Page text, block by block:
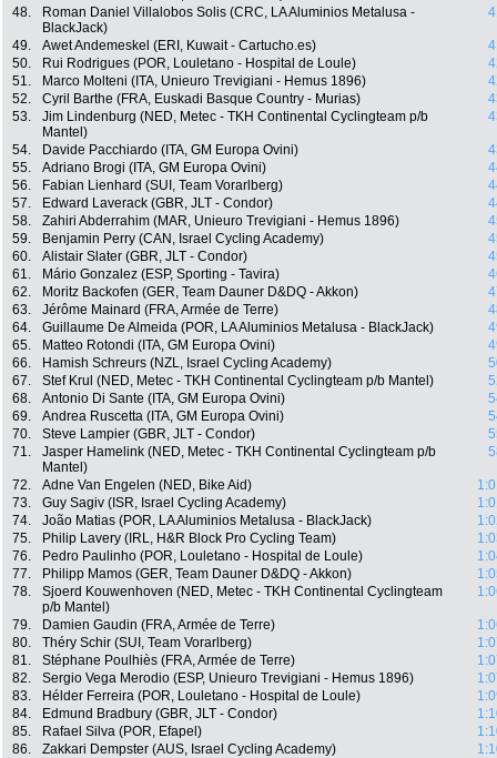
48.
Roman Daniel Villalobos Solis (CRC, LA Aluminios Metalusa -
BlackJack)
49. Awet Andemeskel (ERI, Kuwait - Cartucho.es)
50.
Rui Rodrigues (POR, Louletano - Hospital de Loule)
51.
Marco Molteni (ITA, Unieuro Trevigiani - Hemus 1896)
52.
Cyril Barthe (FRA, Euskadi Basque Country - Murias)
53.
Jim Lindenburg (NED, Metec - TKH Continental Cyclingteam p/b
Mantel)
54. Davide Pacchiardo (ITA, GM Europa Ovini)
55.
Adriano Brogi (ITA, GM Europa Ovini)
56.
Fabian Lienhard (SUI, Team Vorarlberg)
57.
Edward Laverack (GBR, JLT - Condor)
58.
Zahiri Abderrahim (MAR, Unieuro Trevigiani - Hemus 1896)
59.
Benjamin Perry (CAN, Israel Cycling Academy)
60.
Alistair Slater (GBR, JLT - Condor)
61.
Mário Gonzalez (ESP, Sporting - Tavira)
62.
Moritz Backofen (GER, Team Dauner D&DQ - Akkon)
63.
Jérôme Mainard (FRA, Armée de Terre)
64.
Guillaume De Almeida (POR, LA Aluminios Metalusa - BlackJack)
65.
Matteo Rotondi (ITA, GM Europa Ovini)
66.
Hamish Schreurs (NZL, Israel Cycling Academy)
67.
Stef Krul (NED, Metec - TKH Continental Cyclingteam p/b Mantel)
68.
Antonio Di Sante (ITA, GM Europa Ovini)
69.
Andrea Ruscetta (ITA, GM Europa Ovini)
70.
Steve Lampier (GBR, JLT - Condor)
71.
Jasper Hamelink (NED, Metec - TKH Continental Cyclingteam p/b
Mantel)
72. Adne Van Engelen (NED, Bike Aid)
73.
Guy Sagiv (ISR, Israel Cycling Academy)
74.
João Matias (POR, LA Aluminios Metalusa - BlackJack)
75.
Philip Lavery (IRL, H&R Block Pro Cycling Team)
76.
Pedro Paulinho (POR, Louletano - Hospital de Loule)
77.
Philipp Mamos (GER, Team Dauner D&DQ - Akkon)
78.
Sjoerd Kouwenhoven (NED, Metec - TKH Continental Cyclingteam
p/b Mantel)
79. Damien Gaudin (FRA, Armée de Terre)
80.
Théry Schir (SUI, Team Vorarlberg)
81.
Stéphane Poulhiès (FRA, Armée de Terre)
82.
Sergio Vega Merodio (ESP, Unieuro Trevigiani - Hemus 1896)
83.
Hélder Ferreira (POR, Louletano - Hospital de Loule)
84.
Edmund Bradbury (GBR, JLT - Condor)
85.
Rafael Silva (POR, Efapel)
86.
Zakkari Dempster (AUS, Israel Cycling Academy)